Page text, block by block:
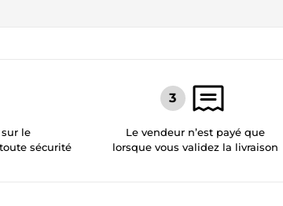
le
sécurité
Le vendeur n’est payé que
lorsque vous validez la livraison